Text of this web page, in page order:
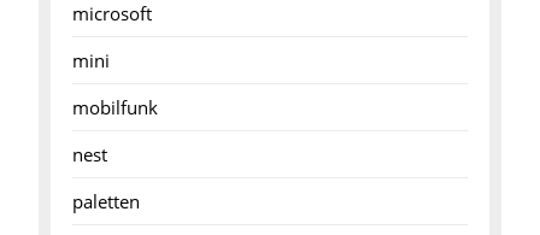
microsoft
mini
mobilfunk
nest
paletten